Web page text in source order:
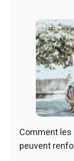
Comment
peuvent